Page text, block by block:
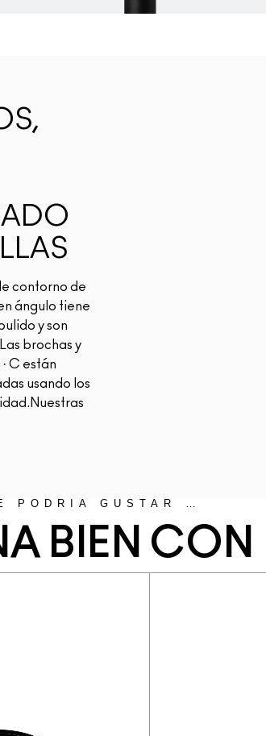
contorno de
ángulo tiene
y son
brochas y
C están
usando los
PODRÍA GUSTAR …
BIEN CON